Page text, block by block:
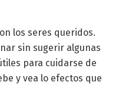
los seres queridos.
sin sugerir algunas
para cuidarse de
y vea lo efectos que